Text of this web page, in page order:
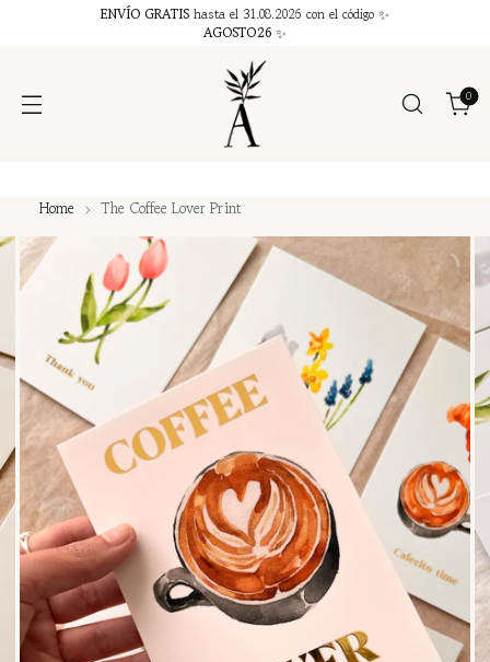
ENVÍO GRATIS hasta el 31.08.2026 con el código ✨
AGOSTO26 ✨
0
Home The Coffee Lover Print